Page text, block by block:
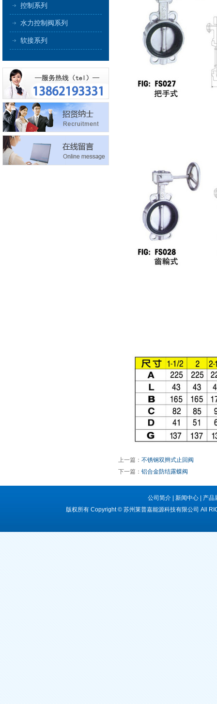
控制系列
水力控制阀系列
软接系列
上一篇： 不锈钢双辫式止回阀
下一篇： 铝合金防结露蝶阀
公司简介 新闻中心
产品
版权所有 Copyright © 苏州莱普嘉能源科技有限公司 All